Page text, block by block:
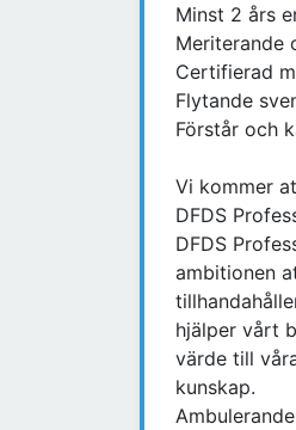
Minst 2 års
Meriterande
Certifierad
Flytande
Förstår och
Vi kommer
DFDS
DFDS
ambitionen
hjälper vårt
värde till
kunskap.